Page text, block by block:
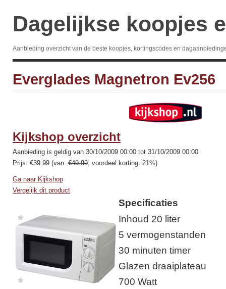
Dagelijkse koopjes
Aanbieding overzicht van de beste koopjes, kortingscodes en
Everglades Magnetron Ev256
Kijkshop overzicht
Aanbieding is geldig van 30/10/2009 00:00 tot 31/10/2009 00:00
Prijs: €39.99 (van: €49.99, voordeel korting: 21%)
Ga naar Kijkshop
Vergelijk dit product
Specificaties
Inhoud 20 liter
5 vermogenstanden
30 minuten timer
Glazen draaiplateau
700 Watt